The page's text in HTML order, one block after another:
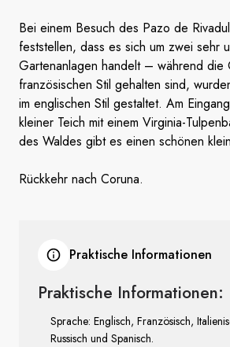
Bei einem Besuch des Pazo de
feststellen, dass es sich um zwei sehr
Gartenanlagen handelt – während die
französischen Stil gehalten sind,
im englischen Stil gestaltet. Am
kleiner Teich mit einem Virginia-
des Waldes gibt es einen schönen
Rückkehr nach Coruna.
Praktische Informationen
Praktische Informationen:
Sprache: Englisch, Französisch,
Russisch und Spanisch.